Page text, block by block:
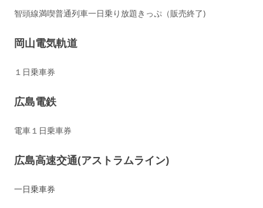
智頭線満喫普通列車一日乗り放題きっぷ（販売終了)
岡山電気軌道
１日乗車券
広島電鉄
電車１日乗車券
広島高速交通(アストラムライン)
一日乗車券